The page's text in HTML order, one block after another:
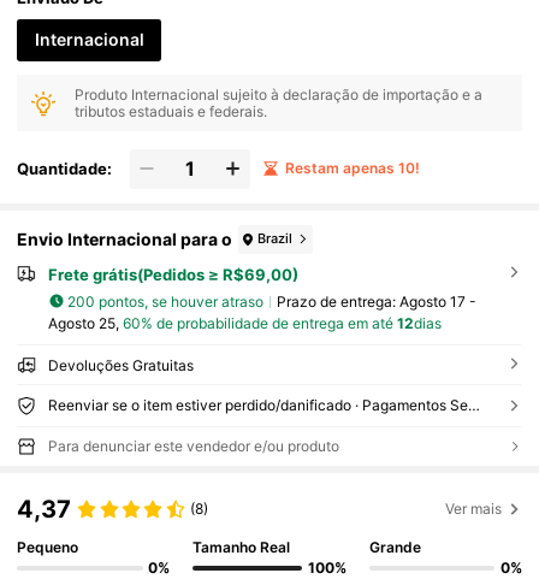
Internacional
Produto Internacional sujeito à declaração de importação e a
tributos estaduais e federais.
Quantidade: Restam apenas 10!
Envio Internacional para o Brazil
Frete grátis(Pedidos ≥ R$69,00)
200 pontos, se houver atraso Prazo de entrega: Agosto 17 -
Agosto 25, 60% de probabilidade de entrega em até 12dias
Devoluções Gratuitas
Reenviar se o item estiver perdido/danificado · Pagamentos Seguros · Proteção de privacidade
Para denunciar este vendedor e/ou produto
4,37 (8) Ver mais
Pequeno
0%
Tamanho Real
100%
Grande
0%